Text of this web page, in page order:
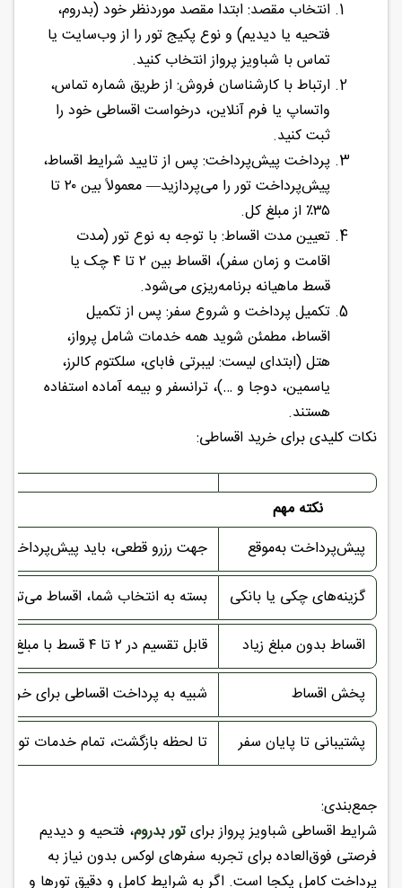
انتخاب مقصد: ابتدا مقصد موردنظر خود (بدروم،
فتحیه یا دیدیم) و نوع پکیج تور را از وب‌سایت یا
تماس با شباویز پرواز انتخاب کنید.
ارتباط با کارشناسان فروش: از طریق شماره تماس،
واتساپ یا فرم آنلاین، درخواست اقساطی خود را
ثبت کنید.
پرداخت پیش‌پرداخت: پس از تایید شرایط اقساط،
پیش‌پرداخت تور را می‌پردازید— معمولاً بین ۲۰ تا
۳۵٪ از مبلغ کل.
تعیین مدت اقساط: با توجه به نوع تور (مدت
اقامت و زمان سفر)، اقساط بین ۲ تا ۴ چک یا
قسط ماهیانه برنامه‌ریزی می‌شود.
تکمیل پرداخت و شروع سفر: پس از تکمیل
اقساط، مطمئن شوید همه خدمات شامل پرواز،
هتل (ابتدای لیست: لیبرتی فابای، سلکتوم کالرز،
یاسمین، دوجا و …)، ترانسفر و بیمه آماده استفاده
هستند.
نکات کلیدی برای خرید اقساطی:
نکته‌ مهم
پیش‌پرداخت به‌موقع
جهت رزرو قطعی، باید پیش‌پرداخت
گزینه‌های چکی یا بانکی
بسته به انتخاب شما، اقساط
اقساط بدون مبلغ زیاد
قابل تقسیم در ۲ تا ۴ قسط با مبلغ منطقی، بدون فشار مالی زیاد.
پخش اقساط
شبیه به پرداخت اقساطی برای
پشتیبانی تا پایان سفر
تا لحظه بازگشت، تمام خدمات تور
جمع‌بندی:
شرایط اقساطی شباویز پرواز برایتور بدروم، فتحیه و دیدیم
فرصتی فوق‌العاده برای تجربه سفرهای لوکس بدون نیاز به
پرداخت کامل یکجا است. اگر به شرایط کامل و دقیق تورها و